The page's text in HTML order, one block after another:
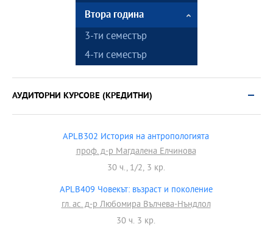
Втора година
3-ти семестър
4-ти семестър
АУДИТОРНИ КУРСОВЕ (КРЕДИТНИ)
APLB302 История на антропологията
проф. д-р Магдалена Елчинова
30 ч., 1/2, 3 кр.
APLB409 Човекът: възраст и поколение
гл. ас. д-р Любомира Вълчева-Нъндлол
30 ч. 3 кр.